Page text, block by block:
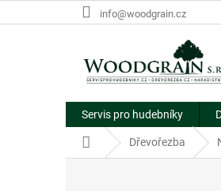
na
info@woodgrain.cz
Servis pro hudebníky
Domů Dřevořezba